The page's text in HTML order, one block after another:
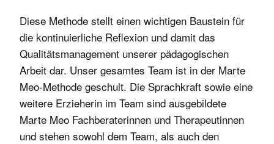
Diese Methode stellt einen wichtigen Baustein für
die kontinuierliche Reflexion und damit das
Qualitätsmanagement unserer pädagogischen
Arbeit dar. Unser gesamtes Team ist in der Marte
Meo-Methode geschult. Die Sprachkraft sowie eine
weitere Erzieherin im Team sind ausgebildete
Marte Meo Fachberaterinnen und Therapeutinnen
und stehen sowohl dem Team, als auch den